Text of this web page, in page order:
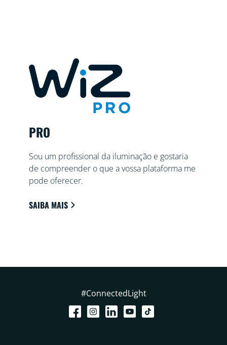
PRO
Sou um profissional da iluminação e gostaria
de compreender o que a vossa plataforma me
pode oferecer.
SAIBA MAIS
#ConnectedLight